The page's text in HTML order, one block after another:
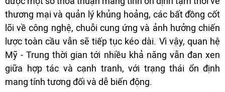
thương mại và quản lý khủng hoảng, các bất đồng cốt
lõi về công nghệ, chuỗi cung ứng và ảnh hưởng chiến
lược toàn cầu vẫn sẽ tiếp tục kéo dài. Vì vậy, quan hệ
Mỹ - Trung thời gian tới nhiều khả năng vẫn đan xen
giữa hợp tác và cạnh tranh, với trạng thái ổn định
mang tính tương đối và dễ biến động.